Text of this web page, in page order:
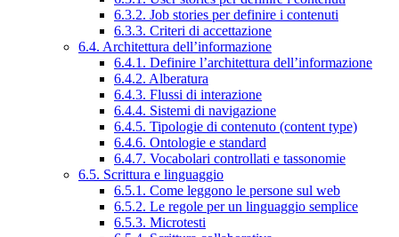
6.3.2. Job stories per definire i contenuti
6.3.3. Criteri di accettazione
6.4. Architettura dell’informazione
6.4.1. Definire l’architettura dell’informazione
6.4.2. Alberatura
6.4.3. Flussi di interazione
6.4.4. Sistemi di navigazione
6.4.5. Tipologie di contenuto (content type)
6.4.6. Ontologie e standard
6.4.7. Vocabolari controllati e tassonomie
6.5. Scrittura e linguaggio
6.5.1. Come leggono le persone sul web
6.5.2. Le regole per un linguaggio semplice
6.5.3. Microtesti